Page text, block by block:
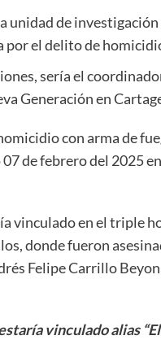
unidad de
el delito de
sería el
Generación en
con arma de
de febrero del 2025
vinculado en el triple
donde fueron
Felipe Carrillo
vinculado alias